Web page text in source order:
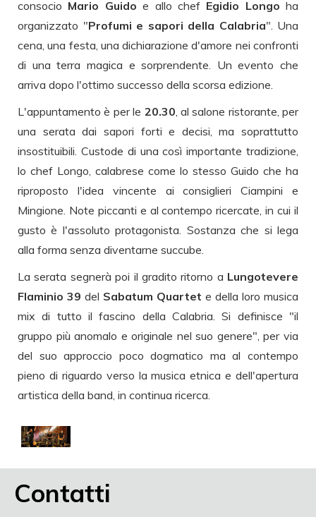
consocio Mario Guido e allo chef Egidio Longo ha
organizzato "Profumi e sapori della Calabria". Una
cena, una festa, una dichiarazione d'amore nei confronti
di una terra magica e sorprendente. Un evento che
arriva dopo l'ottimo successo della scorsa edizione.
L'appuntamento è per le 20.30 , al salone ristorante, per
una serata dai sapori forti e decisi, ma soprattutto
insostituibili. Custode di una così importante tradizione,
lo chef Longo, calabrese come lo stesso Guido che ha
riproposto l'idea vincente ai consiglieri Ciampini e
Mingione. Note piccanti e al contempo ricercate, in cui il
gusto è l'assoluto protagonista. Sostanza che si lega
alla forma senza diventarne succube.
La serata segnerà poi il gradito ritorno a Lungotevere
Flaminio 39 del Sabatum Quartet e della loro musica
mix di tutto il fascino della Calabria. Si definisce "il
gruppo più anomalo e originale nel suo genere", per via
del suo approccio poco dogmatico ma al contempo
pieno di riguardo verso la musica etnica e dell'apertura
artistica della band, in continua ricerca.
Contatti